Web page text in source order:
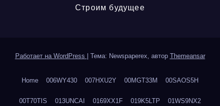
Строим будущее
Работает на WordPress Тема: Newspaperex, автор Themeansar
Home 006WY430 007HXU2Y 00MGT33M 00SAOS5H
00T70TIS 013UNCAI 0169XX1F 019K5LTP 01WS9NX2